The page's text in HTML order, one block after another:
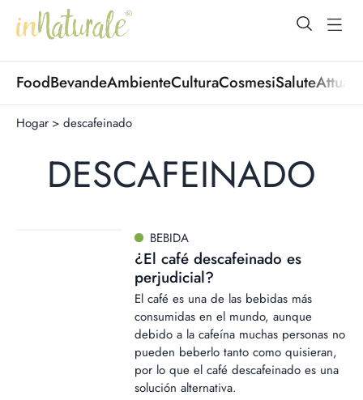
open
FoodBevandeAmbienteCulturaCosmesiSalute
Hogar > descafeinado
DESCAFEINADO
BEBIDA
¿El café descafeinado es
perjudicial?
El café es una de las bebidas más
consumidas en el mundo, aunque
debido a la cafeína muchas personas no
pueden beberlo tanto como quisieran,
por lo que el café descafeinado es una
solución alternativa.